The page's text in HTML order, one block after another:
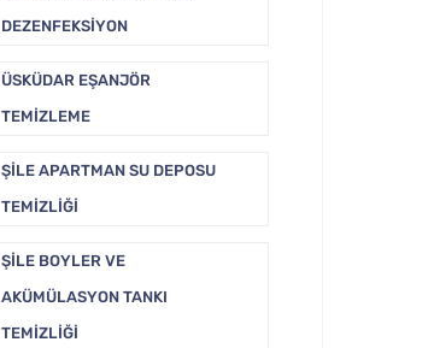
DEZENFEKSIYON
ÜSKÜDAR EŞANJÖR
TEMIZLEME
ŞILE APARTMAN SU DEPOSU
TEMIZLIĞI
ŞILE BOYLER VE
AKÜMÜLASYON TANKI
TEMIZLIĞI